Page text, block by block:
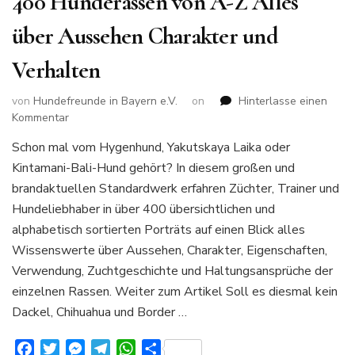
über Aussehen Charakter und
Verhalten
von Hundefreunde in Bayern e.V. on
Hinterlasse einen
Kommentarzu
Hunderassen
von
A-
Alles
über
Aussehen
Charakter
und
Verhalten
Schon mal vom Hygenhund, Yakutskaya Laika oder
Kintamani-Bali-Hund gehört? In diesem großen und
brandaktuellen Standardwerk erfahren Züchter, Trainer und
Hundeliebhaber in über 400 übersichtlichen und
alphabetisch sortierten Porträts auf einen Blick alles
Wissenswerte über Aussehen, Charakter, Eigenschaften,
Verwendung, Zuchtgeschichte und Haltungsansprüche der
einzelnen Rassen. Weiter zum Artikel Soll es diesmal kein
Dackel, Chihuahua und Border …
FacebookTwitterMessenger
TelegramWhatsApp
Teilen